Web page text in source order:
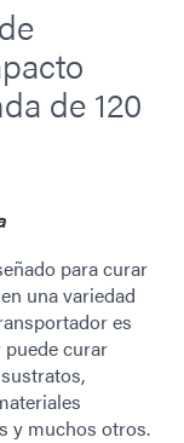
de 120
para curar
una variedad
es
puede curar
y muchos otros.